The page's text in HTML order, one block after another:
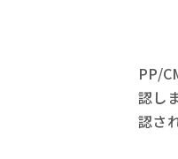
PP/
認し
認さ